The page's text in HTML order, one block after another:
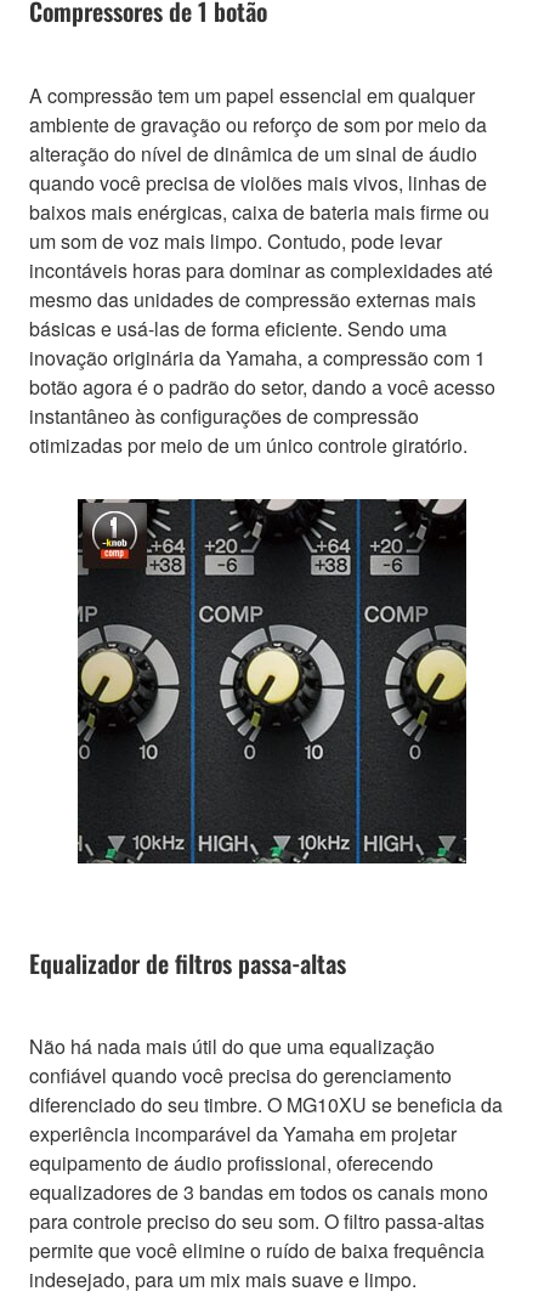
Compressores de 1 botão
A compressão tem um papel essencial em qualquer
ambiente de gravação ou reforço de som por meio da
alteração do nível de dinâmica de um sinal de áudio
quando você precisa de violões mais vivos, linhas de
baixos mais enérgicas, caixa de bateria mais firme ou
um som de voz mais limpo. Contudo, pode levar
incontáveis horas para dominar as complexidades até
mesmo das unidades de compressão externas mais
básicas e usá-las de forma eficiente. Sendo uma
inovação originária da Yamaha, a compressão com 1
botão agora é o padrão do setor, dando a você acesso
instantâneo às configurações de compressão
otimizadas por meio de um único controle giratório.
Equalizador de filtros passa-altas
Não há nada mais útil do que uma equalização
confiável quando você precisa do gerenciamento
diferenciado do seu timbre. O MG10XU se beneficia da
experiência incomparável da Yamaha em projetar
equipamento de áudio profissional, oferecendo
equalizadores de 3 bandas em todos os canais mono
para controle preciso do seu som. O filtro passa-altas
permite que você elimine o ruído de baixa frequência
indesejado, para um mix mais suave e limpo.